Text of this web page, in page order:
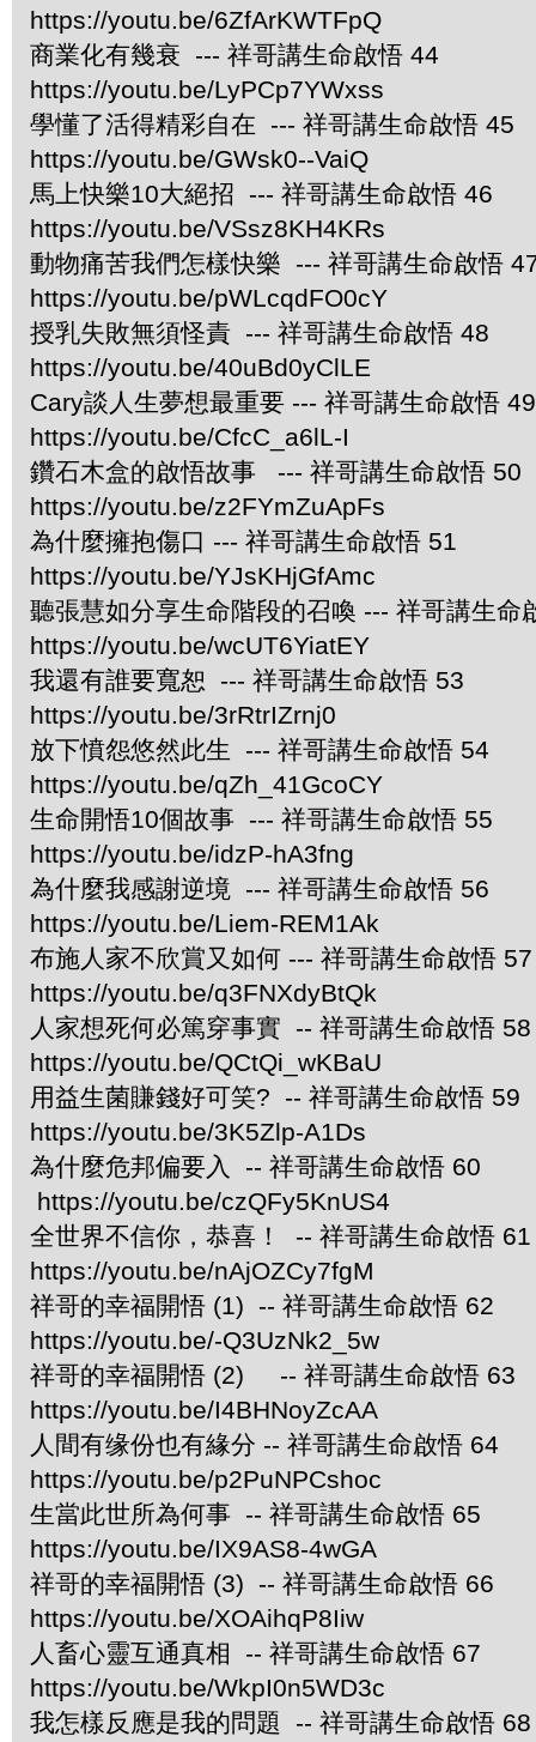
https://youtu.be/6ZfArKWTFpQ
商業化有幾衰 --- 祥哥講生命啟悟 44
https://youtu.be/LyPCp7YWxss
學懂了活得精彩自在 --- 祥哥講生命啟悟 45
https://youtu.be/GWsk0--VaiQ
馬上快樂10大絕招 --- 祥哥講生命啟悟 46
https://youtu.be/VSsz8KH4KRs
動物痛苦我們怎樣快樂 --- 祥哥講生命啟悟
https://youtu.be/pWLcqdFO0cY
授乳失敗無須怪責 --- 祥哥講生命啟悟 48
https://youtu.be/40uBd0yClLE
Cary談人生夢想最重要 --- 祥哥講生命啟悟 49
https://youtu.be/CfcC_a6lL-I
鑽石木盒的啟悟故事 --- 祥哥講生命啟悟 50
https://youtu.be/z2FYmZuApFs
為什麼擁抱傷口 --- 祥哥講生命啟悟 51
https://youtu.be/YJsKHjGfAmc
聽張慧如分享生命階段的召喚 --- 祥哥講生命
https://youtu.be/wcUT6YiatEY
我還有誰要寬恕 --- 祥哥講生命啟悟 53
https://youtu.be/3rRtrIZrnj0
放下憤怨悠然此生 --- 祥哥講生命啟悟 54
https://youtu.be/qZh_41GcoCY
生命開悟10個故事 --- 祥哥講生命啟悟 55
https://youtu.be/idzP-hA3fng
為什麼我感謝逆境 --- 祥哥講生命啟悟 56
https://youtu.be/Liem-REM1Ak
布施人家不欣賞又如何 --- 祥哥講生命啟悟 57
https://youtu.be/q3FNXdyBtQk
人家想死何必篤穿事實 -- 祥哥講生命啟悟 58
https://youtu.be/QCtQi_wKBaU
用益生菌賺錢好可笑? -- 祥哥講生命啟悟 59
https://youtu.be/3K5Zlp-A1Ds
為什麼危邦偏要入 -- 祥哥講生命啟悟 60
https://youtu.be/czQFy5KnUS4
全世界不信你，恭喜！ -- 祥哥講生命啟悟 61
https://youtu.be/nAjOZCy7fgM
祥哥的幸福開悟 (1) -- 祥哥講生命啟悟 62
https://youtu.be/-Q3UzNk2_5w
祥哥的幸福開悟 (2) -- 祥哥講生命啟悟 63
https://youtu.be/I4BHNoyZcAA
人間有缘份也有緣分 -- 祥哥講生命啟悟 64
https://youtu.be/p2PuNPCshoc
生當此世所為何事 -- 祥哥講生命啟悟 65
https://youtu.be/IX9AS8-4wGA
祥哥的幸福開悟 (3) -- 祥哥講生命啟悟 66
https://youtu.be/XOAihqP8Iiw
人畜心靈互通真相 -- 祥哥講生命啟悟 67
https://youtu.be/WkpI0n5WD3c
我怎樣反應是我的問題 -- 祥哥講生命啟悟 68